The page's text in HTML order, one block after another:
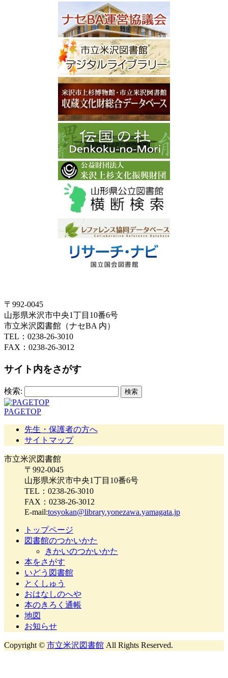
〒992-0045
山形県米沢市中央1丁目10番6号
市立米沢図書館（ナセBA 内）
TEL：0238-26-3010
FAX：0238-26-3012
サイト内をさがす
検索:
PAGETOP
先生・保護者の方へ
サイトマップ
市立米沢図書館
〒992-0045
山形県米沢市中央1丁目10番6号
TEL：0238-26-3010
FAX：0238-26-3012
E-mail:tosyokan@library.yonezawa.yamagata.jp
トップページ
図書館のつかいかた
きかいのつかいかた
本をさがす
いどう図書館
とくしゅう
おはなしのへや
本のきろく通帳
地図
お知らせ
Copyright © 市立米沢図書館 All Rights Reserved.